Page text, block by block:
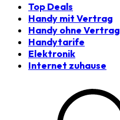
Top Deals
Handy mit Vertrag
Handy ohne Vertrag
Handytarife
Elektronik
Internet zuhause